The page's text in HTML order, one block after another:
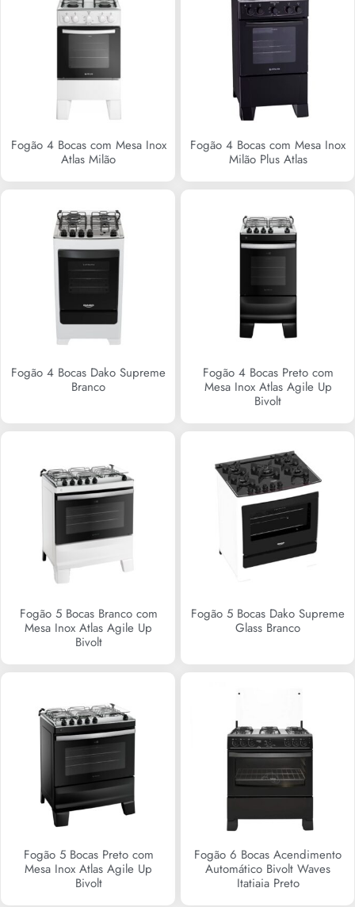
Fogão 4 Bocas com Mesa Inox
Atlas Milão
Fogão 4 Bocas com Mesa Inox
Milão Plus Atlas
Fogão 4 Bocas Dako Supreme
Branco
Fogão 4 Bocas Preto com
Mesa Inox Atlas Agile Up
Bivolt
Fogão 5 Bocas Branco com
Mesa Inox Atlas Agile Up
Bivolt
Fogão 5 Bocas Dako Supreme
Glass Branco
Fogão 5 Bocas Preto com
Mesa Inox Atlas Agile Up
Bivolt
Fogão 6 Bocas Acendimento
Automático Bivolt Waves
Itatiaia Preto